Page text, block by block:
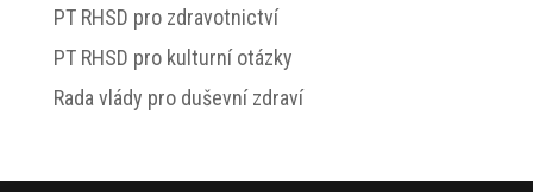
PT RHSD pro zdravotnictví
PT RHSD pro kulturní otázky
Rada vlády pro duševní zdraví